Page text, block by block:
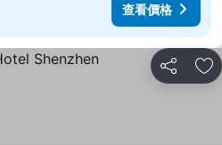
查看價格
分享 放